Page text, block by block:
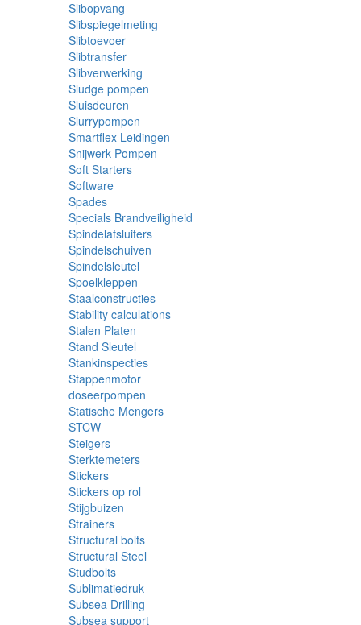
Slibopvang
Slibspiegelmeting
Slibtoevoer
Slibtransfer
Slibverwerking
Sludge pompen
Sluisdeuren
Slurrypompen
Smartflex Leidingen
Snijwerk Pompen
Soft Starters
Software
Spades
Specials Brandveiligheid
Spindelafsluiters
Spindelschuiven
Spindelsleutel
Spoelkleppen
Staalconstructies
Stability calculations
Stalen Platen
Stand Sleutel
Stankinspecties
Stappenmotor
doseerpompen
Statische Mengers
STCW
Steigers
Sterktemeters
Stickers
Stickers op rol
Stijgbuizen
Strainers
Structural bolts
Structural Steel
Studbolts
Sublimatiedruk
Subsea Drilling
Subsea support